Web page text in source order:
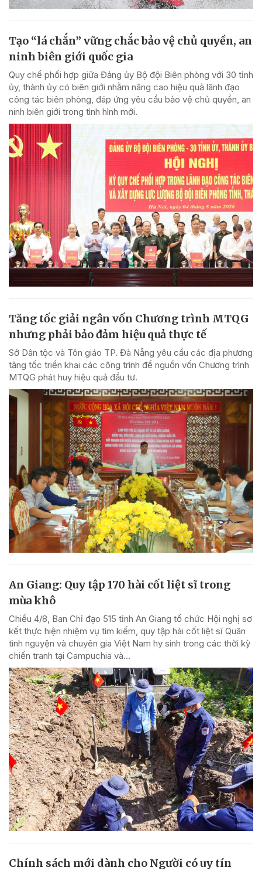
Tạo “lá chắn” vững chắc bảo vệ chủ quyền, an
ninh biên giới quốc gia
Quy chế phối hợp giữa Đảng ủy Bộ đội Biên phòng với 30 tỉnh
ủy, thành ủy có biên giới nhằm nâng cao hiệu quả lãnh đạo
công tác biên phòng, đáp ứng yêu cầu bảo vệ chủ quyền, an
ninh biên giới trong tình hình mới.
Tăng tốc giải ngân vốn Chương trình MTQG
nhưng phải bảo đảm hiệu quả thực tế
Sở Dân tộc và Tôn giáo TP. Đà Nẵng yêu cầu các địa phương
tăng tốc triển khai các công trình để nguồn vốn Chương trình
MTQG phát huy hiệu quả đầu tư.
An Giang: Quy tập 170 hài cốt liệt sĩ trong
mùa khô
Chiều 4/8, Ban Chỉ đạo 515 tỉnh An Giang tổ chức Hội nghị sơ
kết thực hiện nhiệm vụ tìm kiếm, quy tập hài cốt liệt sĩ Quân
tình nguyện và chuyên gia Việt Nam hy sinh trong các thời kỳ
chiến tranh tại Campuchia và...
Chính sách mới dành cho Người có uy tín